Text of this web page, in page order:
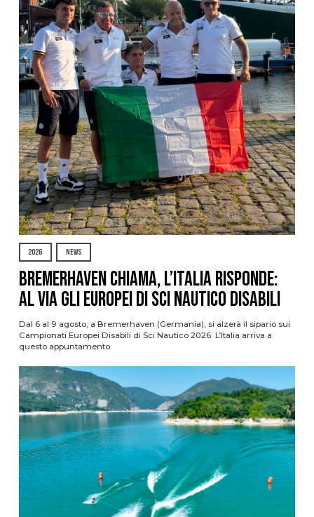
2026 NEWS
Bremerhaven chiama, l’Italia risponde:
al via gli Europei di Sci Nautico Disabili
Dal 6 al 9 agosto, a Bremerhaven (Germania), si alzerà il sipario sui
Campionati Europei Disabili di Sci Nautico 2026. L’Italia arriva a
questo appuntamento